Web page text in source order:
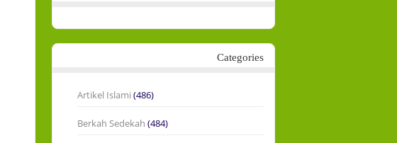
Categories
Artikel Islami (486)
Berkah Sedekah (484)